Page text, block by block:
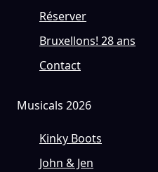
Réserver
Bruxellons! 28 ans
Contact
Musicals 2026
Kinky Boots
John & Jen